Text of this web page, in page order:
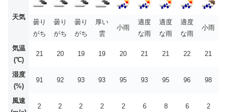
天気
曇り
がち
曇り
がち
曇り
がち
厚い
雲
小雨
適度
な雨
適度
な雨
適度
な雨
小雨
気温
(℃)
21 20 19 19 20 21 21 22 21
湿度
(%)
91 92 93 93 95 93 95 96 98
風速
2 2 2 2 2 6 8 6 2